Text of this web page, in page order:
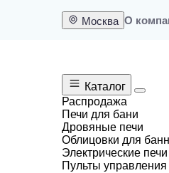
Москва О
Меню
Каталог
Распродажа
Печи для бани
Дровяные печи
Облицовки для
Электрические печи
Пульты управления